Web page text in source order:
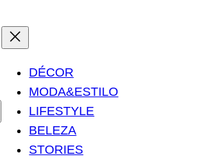
DÉCOR
MODA&ESTILO
LIFESTYLE
BELEZA
STORIES